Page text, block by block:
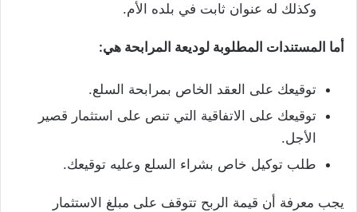
وكذلك له عنوان ثابت في بلده الأم.
أما المستندات المطلوبة لوديعة المرابحة هي:
توقيعك على العقد الخاص بمرابحة السلع.
توقيعك على الاتفاقية التي تنص على استثمار قصير
الأجل.
طلب توكيل خاص بشراء السلع وعليه توقيعك.
يجب معرفة أن قيمة الربح تتوقف على مبلغ الاستثمار